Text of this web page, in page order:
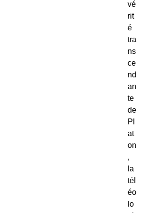
vé
rit
é
tra
ns
ce
nd
an
te
de
Pl
at
on
,
la
tél
éo
lo